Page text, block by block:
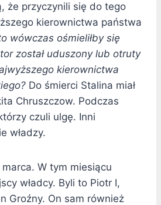
że przyczynili się do tego
kierownictwa państwa
wówczas ośmieliłby się
został uduszony lub otruty
kierownictwa
Do śmierci Stalina miał
Chruszczow. Podczas
czuli ulgę. Inni
władzy.
W tym miesiącu
władcy. Byli to Piotr I,
Groźny. On sam również